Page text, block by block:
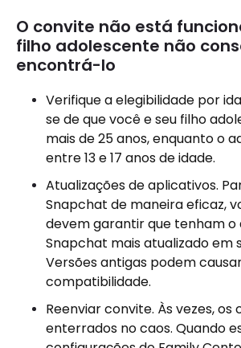
O convite não está
filho adolescente não
encontrá-lo
Verifique a elegibilidade por
se de que você e seu filho
mais de 25 anos, enquanto o
entre 13 e 17 anos de idade.
Atualizações de aplicativos.
Snapchat de maneira eficaz,
devem garantir que tenham o
Snapchat mais atualizado em
Versões antigas podem
compatibilidade.
Reenviar convite. Às vezes,
enterrados no caos. Quando